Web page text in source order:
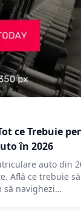
ce Trebuie
în 2026
auto din
Află ce trebuie
să navighezi…